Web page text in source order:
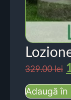
329.00lei
Adaugă în